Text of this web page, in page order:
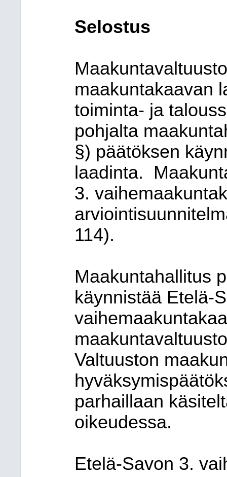
Selostus
maakuntakaavan
toiminta- ja
pohjalta
§) päätöksen
laadinta.
3.
114).
Maakuntahallitus
käynnistää Etelä-
Valtuuston
parhaillaan
oikeudessa.
Etelä-Savon 3.